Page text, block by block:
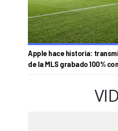
Apple hace historia:
de la MLS grabado 100%